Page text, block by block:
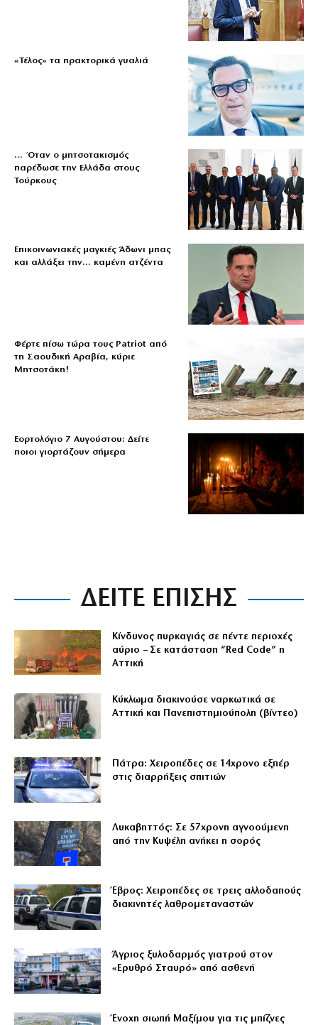
«Τέλος» τα πρακτορικά γυαλιά
… Όταν ο μητσοτακισμός
παρέδωσε την Ελλάδα στους
Τούρκους
Επικοινωνιακές μαγκιές Άδωνι μπας
και αλλάξει την… καμένη ατζέντα
Φέρτε πίσω τώρα τους Patriot από
τη Σαουδική Αραβία, κύριε
Μητσοτάκη!
Εορτολόγιο 7 Αυγούστου: Δείτε
ποιοι γιορτάζουν σήμερα
ΔΕΙΤΕ ΕΠΙΣΗΣ
Κίνδυνος πυρκαγιάς σε πέντε περιοχές
αύριο – Σε κατάσταση “Red Code” η
Αττική
Κύκλωμα διακινούσε ναρκωτικά σε
Αττική και Πανεπιστημιούπολη (βίντεο)
Πάτρα: Χειροπέδες σε 14χρονο εξπέρ
στις διαρρήξεις σπιτιών
Λυκαβηττός: Σε 57χρονη αγνοούμενη
από την Κυψέλη ανήκει η σορός
Έβρος: Χειροπέδες σε τρεις αλλοδαπούς
διακινητές λαθρομεταναστών
Άγριος ξυλοδαρμός γιατρού στον
«Ερυθρό Σταυρό» από ασθενή
Ένοχη σιωπή Μαξίμου για τις μπίζνες